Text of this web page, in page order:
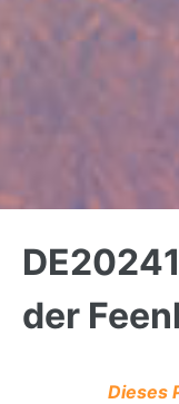
to
top
der
Dieses